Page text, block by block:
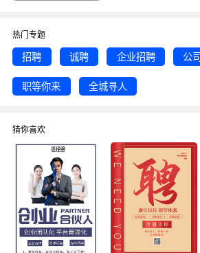
热门专题
招聘 诚聘 企业招聘 公
职等你来 全城寻人
猜你喜欢